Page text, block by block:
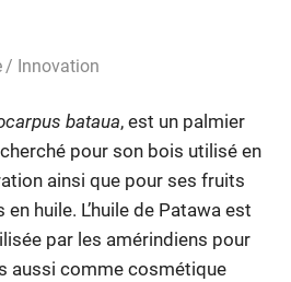
Innovation
bataua, est un palmier
pour son bois utilisé en
ainsi que pour ses fruits
huile. L’huile de Patawa est
par les amérindiens pour
aussi comme cosmétique